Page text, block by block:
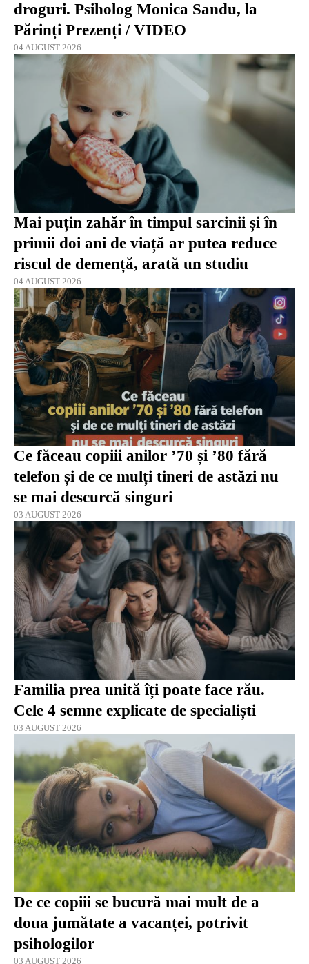
droguri. Psiholog Monica Sandu, la
Părinți Prezenți / VIDEO
04 AUGUST 2026
Mai puțin zahăr în timpul sarcinii și în
primii doi ani de viață ar putea reduce
riscul de demență, arată un studiu
04 AUGUST 2026
Ce făceau copiii anilor ’70 și ’80 fără
telefon și de ce mulți tineri de astăzi nu
se mai descurcă singuri
03 AUGUST 2026
Familia prea unită îți poate face rău.
Cele 4 semne explicate de specialiști
03 AUGUST 2026
De ce copiii se bucură mai mult de a
doua jumătate a vacanței, potrivit
psihologilor
03 AUGUST 2026